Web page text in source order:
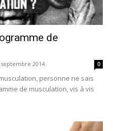
de
septembre 2014 0
personne ne sais
de musculation, vis à vis